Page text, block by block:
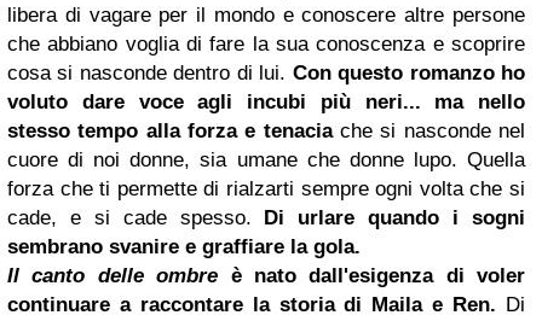
libera di vagare per il mondo e conoscere altre persone
che abbiano voglia di fare la sua conoscenza e scoprire
cosa si nasconde dentro di lui. Con questo romanzo ho
voluto dare voce agli incubi più neri... ma nello
stesso tempo alla forza e tenaciache si nasconde nel
cuore di noi donne, sia umane che donne lupo. Quella
forza che ti permette di rialzarti sempre ogni volta che si
cade, e si cade spesso. Di urlare quando i sogni
sembrano svanire e graffiare la gola.
Il canto delle ombre è nato dall'esigenza di voler
continuare a raccontare la storia di Maila e Ren. Di